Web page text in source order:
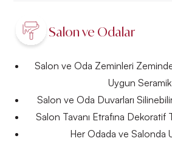
Salon ve Odalar
Salon ve Oda Zeminleri
Uygun
Salon ve Oda Duvarları
Salon Tavanı Etrafına Dekoratif
Her Odada ve Salonda